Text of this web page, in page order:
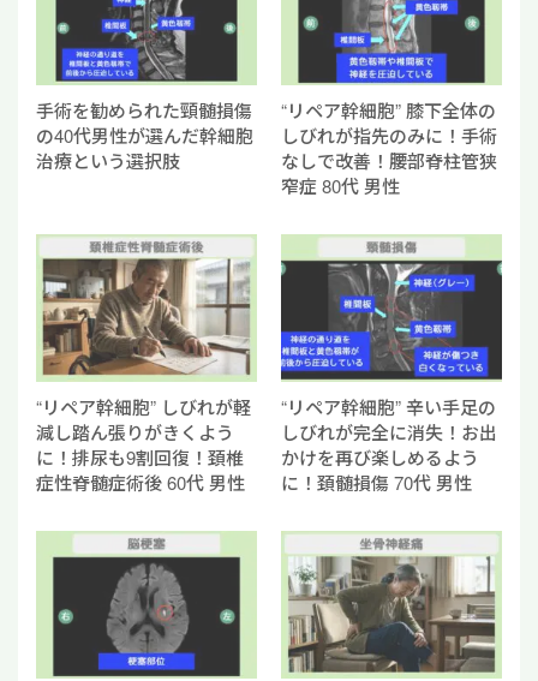
手術を勧められた頸髄損傷
の40代男性が選んだ幹細胞
治療という選択肢
“リペア幹細胞” 膝下全体の
しびれが指先のみに！手術
なしで改善！腰部脊柱管狭
窄症 80代 男性
“リペア幹細胞” しびれが軽
減し踏ん張りがきくよう
に！排尿も9割回復！頚椎
症性脊髄症術後 60代 男性
“リペア幹細胞” 辛い手足の
しびれが完全に消失！お出
かけを再び楽しめるよう
に！頚髄損傷 70代 男性